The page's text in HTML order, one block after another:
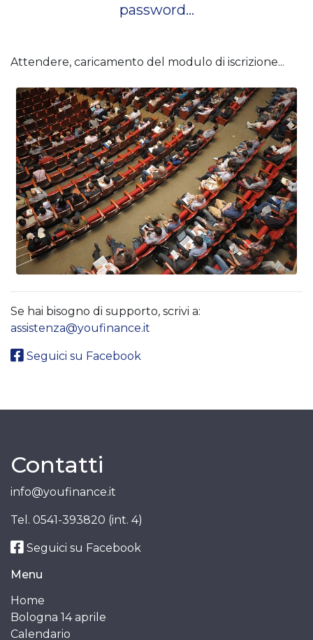
password...
Attendere, caricamento del modulo di iscrizione...
Se hai bisogno di supporto, scrivi a:
assistenza@youfinance.it
Seguici su Facebook
Contatti
info@youfinance.it
Tel. 0541-393820 (int. 4)
Seguici su Facebook
Menu
Home
Bologna 14 aprile
Calendario